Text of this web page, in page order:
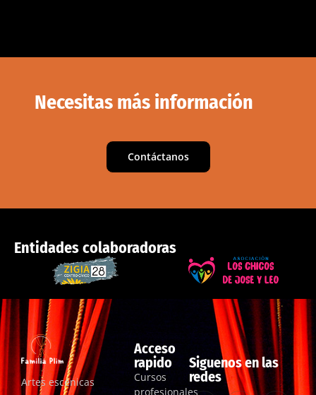
Necesitas más información
Contáctanos
Entidades colaboradoras
Artes escénicas
Acceso
rapido
Cursos
profesionales
Siguenos en las
redes